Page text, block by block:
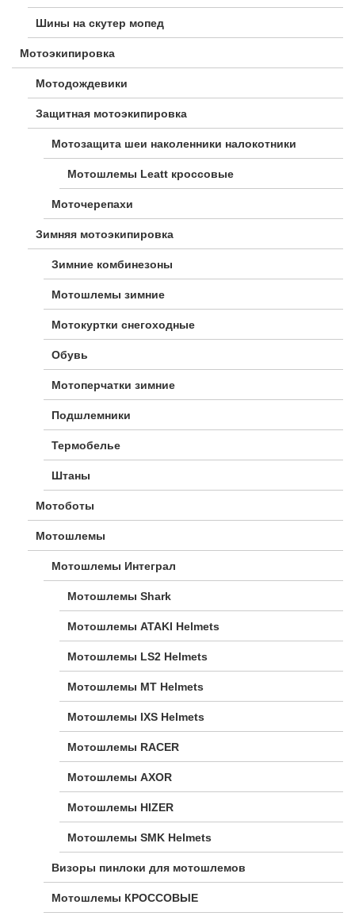
Шины на скутер мопед
Мотоэкипировка
Мотодождевики
Защитная мотоэкипировка
Мотозащита шеи наколенники налокотники
Мотошлемы Leatt кроссовые
Моточерепахи
Зимняя мотоэкипировка
Зимние комбинезоны
Мотошлемы зимние
Мотокуртки снегоходные
Обувь
Мотоперчатки зимние
Подшлемники
Термобелье
Штаны
Мотоботы
Мотошлемы
Мотошлемы Интеграл
Мотошлемы Shark
Мотошлемы ATAKI Helmets
Мотошлемы LS2 Helmets
Мотошлемы MT Helmets
Мотошлемы IXS Helmets
Мотошлемы RACER
Мотошлемы AXOR
Мотошлемы HIZER
Мотошлемы SMK Helmets
Визоры пинлоки для мотошлемов
Мотошлемы КРОССОВЫЕ